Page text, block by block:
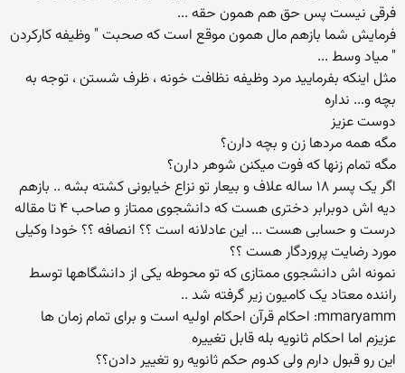
فرقی نیست پس حق هم همون حقه ...
فرمایش شما بازهم مال همون موقع است که صحبت " وظیفه کارکردن
" میاد وسط ...
مثل اینکه بفرمایید مرد وظیفه نظافت خونه ، ظرف شستن ، توجه به
بچه و... نداره
دوست عزیز
مگه همه مردها زن و بچه دارن؟
مگه تمام زنها که فوت میکنن شوهر دارن؟
اگر یک پسر ۱۸ ساله علاف و بیعار تو نزاع خیابونی کشته بشه .. بازهم
دیه اش دوبرابر دختری هست که دانشجوی ممتاز و صاحب ۴ تا مقاله
درست و حسابی هست ... این عادلانه است ؟؟ انصافه ؟؟ خودا وکیلی
مورد رضایت پروردگار هست ؟؟
نمونه اش دانشجوی ممتازی که تو محوطه یکی از دانشگاهها توسط
راننده معتاد یک کامیون زیر گرفته شد ..
mmaryamm: احکام قرآن احکام اولیه است و برای تمام زمان ها
عزیزم اما احکام ثانویه بله قابل تغییره
این رو قبول دارم ولی کدوم حکم ثانویه رو تغییر دادن؟؟